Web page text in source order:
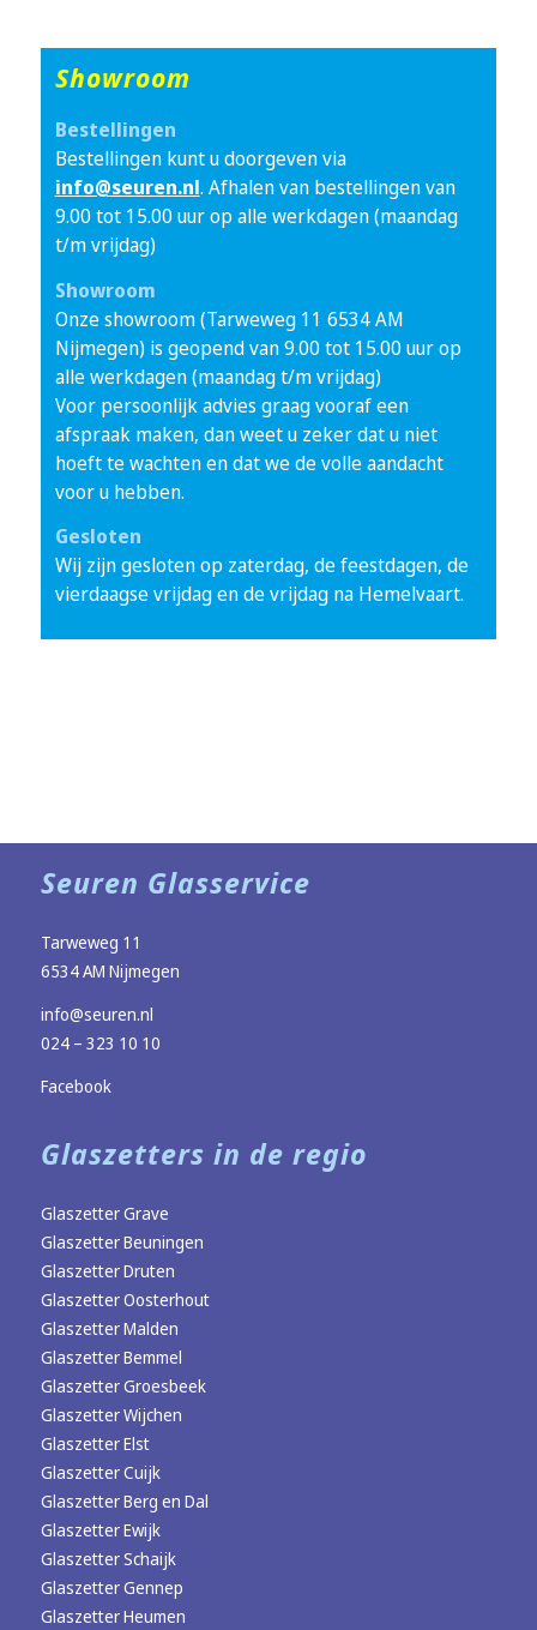
Showroom
Bestellingen
Bestellingen kunt u doorgeven via
info@seuren.nl. Afhalen van bestellingen van
9.00 tot 15.00 uur op alle werkdagen (maandag
t/m vrijdag)
Showroom
Onze showroom (Tarweweg 11 6534 AM
Nijmegen) is geopend van 9.00 tot 15.00 uur op
alle werkdagen (maandag t/m vrijdag)
Voor persoonlijk advies graag vooraf een
afspraak maken, dan weet u zeker dat u niet
hoeft te wachten en dat we de volle aandacht
voor u hebben.
Gesloten
Wij zijn gesloten op zaterdag, de feestdagen, de
vierdaagse vrijdag en de vrijdag na Hemelvaart.
Seuren Glasservice
Tarweweg 11
6534 AM Nijmegen
info@seuren.nl
024 – 323 10 10
Facebook
Glaszetters in de regio
Glaszetter Grave
Glaszetter Beuningen
Glaszetter Druten
Glaszetter Oosterhout
Glaszetter Malden
Glaszetter Bemmel
Glaszetter Groesbeek
Glaszetter Wijchen
Glaszetter Elst
Glaszetter Cuijk
Glaszetter Berg en Dal
Glaszetter Ewijk
Glaszetter Schaijk
Glaszetter Gennep
Glaszetter Heumen